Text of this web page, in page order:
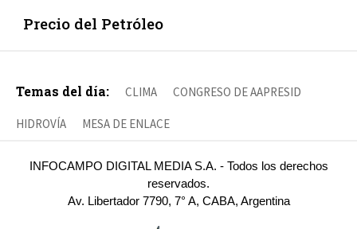
Precio del Petróleo
Temas del día: CLIMA CONGRESO DE AAPRESID
HIDROVÍA MESA DE ENLACE
INFOCAMPO DIGITAL MEDIA S.A. - Todos los derechos
reservados.
Av. Libertador 7790, 7° A, CABA, Argentina